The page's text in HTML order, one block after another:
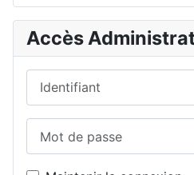
Accès